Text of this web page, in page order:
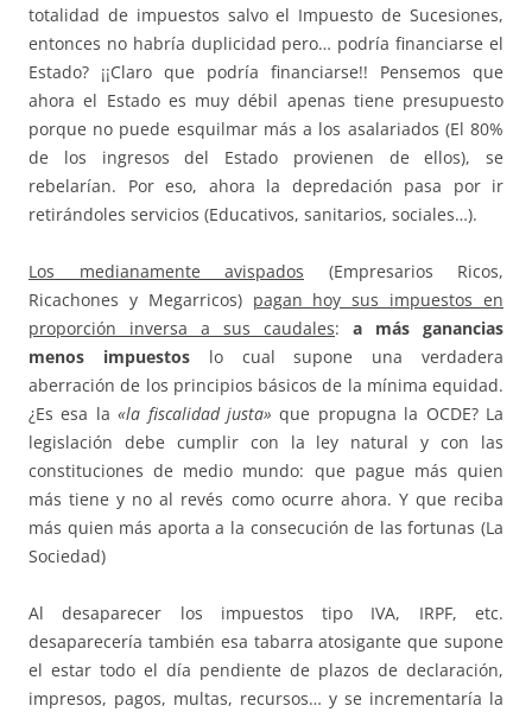
totalidad de impuestos salvo el Impuesto de Sucesiones,
entonces no habría duplicidad pero… podría financiarse el
Estado? ¡¡Claro que podría financiarse!! Pensemos que
ahora el Estado es muy débil apenas tiene presupuesto
porque no puede esquilmar más a los asalariados (El 80%
de los ingresos del Estado provienen de ellos), se
rebelarían. Por eso, ahora la depredación pasa por ir
retirándoles servicios (Educativos, sanitarios, sociales…).
Los medianamente avispados (Empresarios Ricos,
Ricachones y Megarricos) pagan hoy sus impuestos en
proporción inversa a sus caudales: a más ganancias
menos impuestoslo cual supone una verdadera
aberración de los principios básicos de la mínima equidad.
¿Es esa la«la fiscalidad justa» que propugna la OCDE? La
legislación debe cumplir con la ley natural y con las
constituciones de medio mundo: que pague más quien
más tiene y no al revés como ocurre ahora. Y que reciba
más quien más aporta a la consecución de las fortunas (La
Sociedad)
Al desaparecer los impuestos tipo IVA, IRPF, etc.
desaparecería también esa tabarra atosigante que supone
el estar todo el día pendiente de plazos de declaración,
impresos, pagos, multas, recursos… y se incrementaría la